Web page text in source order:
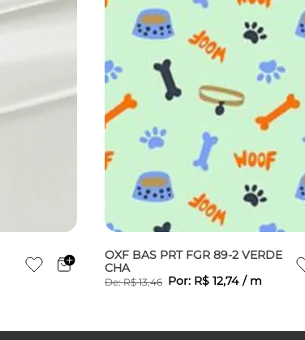
OXF BAS PRT FGR 89-2 VERDE
CHA
De:R$ 13,46 Por: R$ 12,74 / m